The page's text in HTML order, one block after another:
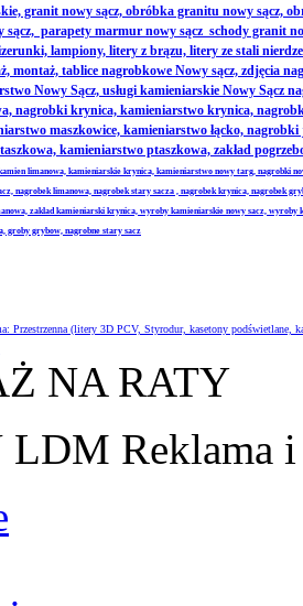
granit nowy sącz, obróbka granitu nowy sącz,
parapety marmur nowy sącz schody granit
lampiony, litery z brązu, litery ze stali
montaż, tablice nagrobkowe Nowy sącz, zdjęcia
Nowy Sącz, usługi kamieniarskie Nowy
nagrobki krynica, kamieniarstwo krynica,
maszkowice, kamieniarstwo łącko,
kamieniarstwo ptaszkowa, zakład
limanowa, kamieniarskie krynica, kamieniarstwo nowy targ,
nagrobek limanowa, nagrobek stary sacza , nagrobek krynica, nagrobek
zaklad kamieniarski krynica, wyroby kamieniarskie nowy sacz,
groby grybow, nagrobne stary sacz
Przestrzenna (litery 3D PCV, Styrodur, kasetony
NA RATY
LDM Reklama